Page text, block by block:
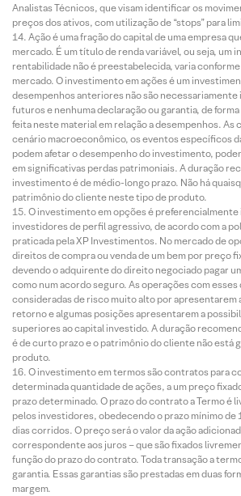
Analistas Técnicos, que visam identificar os
preços dos ativos, com utilização de “stops” para
Ação é uma fração do capital de uma empresa
mercado. É um título de renda variável, ou seja, um
rentabilidade não é preestabelecida, varia
mercado. O investimento em ações é um
desempenhos anteriores não são
futuros e nenhuma declaração ou garantia, de
feita neste material em relação a desempenhos. As
cenário macroeconômico, os eventos específicos
podem afetar o desempenho do investimento,
em significativas perdas patrimoniais. A duração
investimento é de médio-longo prazo. Não há
patrimônio do cliente neste tipo de produto.
O investimento em opções é preferencialmente
investidores de perfil agressivo, de acordo com a
praticada pela XP Investimentos. No mercado de
direitos de compra ou venda de um bem por preço
devendo o adquirente do direito negociado pagar
como num acordo seguro. As operações com
consideradas de risco muito alto por apresentarem
retorno e algumas posições apresentarem a
superiores ao capital investido. A duração
é de curto prazo e o patrimônio do cliente não está
produto.
O investimento em termos são contratos para
determinada quantidade de ações, a um preço
prazo determinado. O prazo do contrato a Termo é
pelos investidores, obedecendo o prazo mínimo de
dias corridos. O preço será o valor da ação
correspondente aos juros – que são fixados
função do prazo do contrato. Toda transação a
garantia. Essas garantias são prestadas em duas
margem.